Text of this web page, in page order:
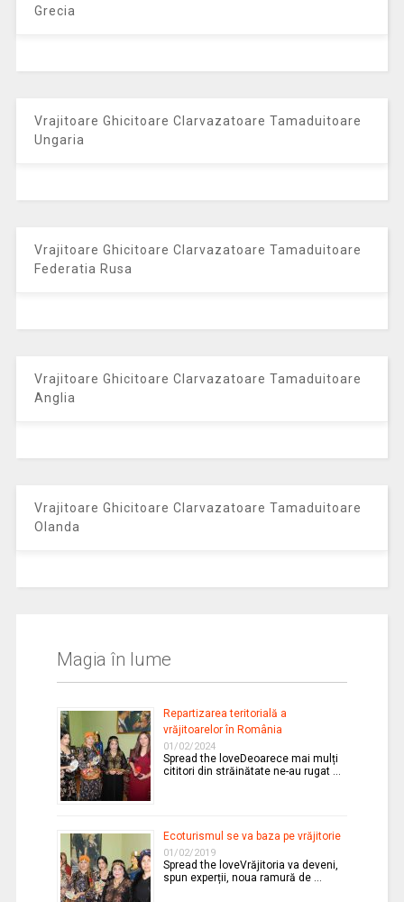
Grecia
Vrajitoare Ghicitoare Clarvazatoare Tamaduitoare
Ungaria
Vrajitoare Ghicitoare Clarvazatoare Tamaduitoare
Federatia Rusa
Vrajitoare Ghicitoare Clarvazatoare Tamaduitoare
Anglia
Vrajitoare Ghicitoare Clarvazatoare Tamaduitoare
Olanda
Magia în lume
Repartizarea teritorială a
vrăjitoarelor în România
01/02/2024
Spread the loveDeoarece mai mulți
cititori din străinătate ne-au rugat …
Ecoturismul se va baza pe vrăjitorie
01/02/2019
Spread the loveVrăjitoria va deveni,
spun experții, noua ramură de …